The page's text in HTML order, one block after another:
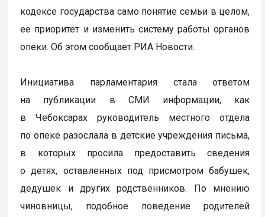
кодексе государства само понятие семьи в целом,
ее приоритет и изменить систему работы органов
опеки. Об этом сообщает РИА Новости.
Инициатива парламентария стала ответом
на публикации в СМИ информации, как
в Чебоксарах руководитель местного отдела
по опеке разослала в детские учреждения письма,
в которых просила предоставить сведения
о детях, оставленных под присмотром бабушек,
дедушек и других родственников. По мнению
чиновницы, подобное поведение родителей